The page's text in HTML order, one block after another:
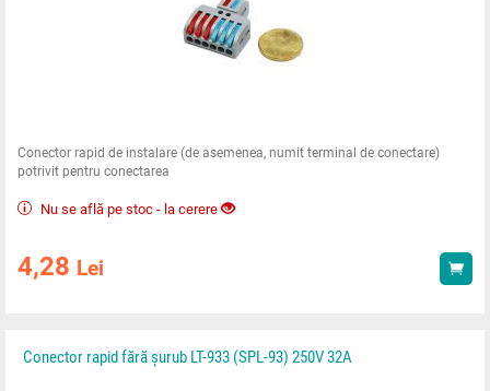
Conector rapid de instalare (de asemenea, numit terminal de conectare)
potrivit pentru conectarea
Nu se află pe stoc - la cerere
4,28 Lei
Conector rapid fără șurub LT-933 (SPL-93) 250V 32A